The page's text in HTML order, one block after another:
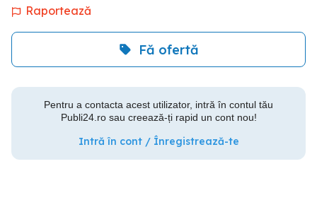
Raportează
Fă ofertă
Pentru a contacta acest utilizator, intră în contul tău
Publi24.ro sau creează-ți rapid un cont nou!
Intră în cont / Înregistrează-te